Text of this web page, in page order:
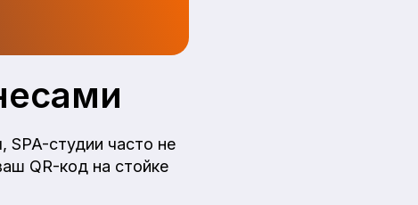
студии часто не
QR-код на стойке